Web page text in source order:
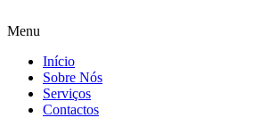
Menu
Início
Sobre Nós
Serviços
Contactos